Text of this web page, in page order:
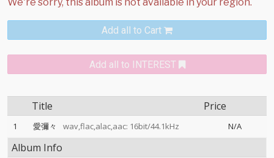
Add all to Cart
Add all to INTEREST
Title Price
1 愛彌々 wav,flac,alac,aac: 16bit/44.1kHz N/A
Album Info